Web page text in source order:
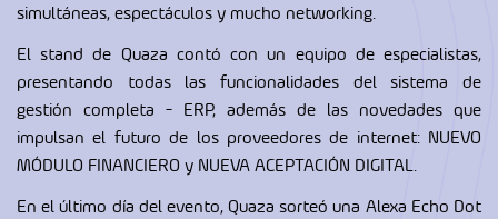
simultáneas, espectáculos y mucho networking.
El stand de Quaza contó con un equipo de especialistas,
presentando todas las funcionalidades del sistema de
gestión completa - ERP, además de las novedades que
impulsan el futuro de los proveedores de internet: NUEVO
MÓDULO FINANCIERO y NUEVA ACEPTACIÓN DIGITAL.
En el último día del evento, Quaza sorteó una Alexa Echo Dot